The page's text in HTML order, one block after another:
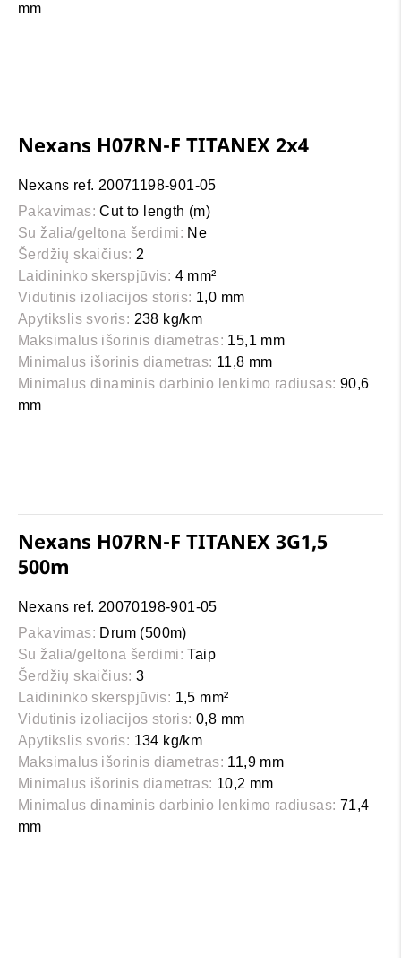
mm
Nexans H07RN-F TITANEX 2x4
Nexans ref. 20071198-901-05
Pakavimas: Cut to length (m)
Su žalia/geltona šerdimi: Ne
Šerdžių skaičius: 2
Laidininko skerspjūvis: 4 mm²
Vidutinis izoliacijos storis: 1,0 mm
Apytikslis svoris: 238 kg/km
Maksimalus išorinis diametras: 15,1 mm
Minimalus išorinis diametras: 11,8 mm
Minimalus dinaminis darbinio lenkimo radiusas: 90,6
mm
Nexans H07RN-F TITANEX 3G1,5
500m
Nexans ref. 20070198-901-05
Pakavimas: Drum (500m)
Su žalia/geltona šerdimi: Taip
Šerdžių skaičius: 3
Laidininko skerspjūvis: 1,5 mm²
Vidutinis izoliacijos storis: 0,8 mm
Apytikslis svoris: 134 kg/km
Maksimalus išorinis diametras: 11,9 mm
Minimalus išorinis diametras: 10,2 mm
Minimalus dinaminis darbinio lenkimo radiusas: 71,4
mm